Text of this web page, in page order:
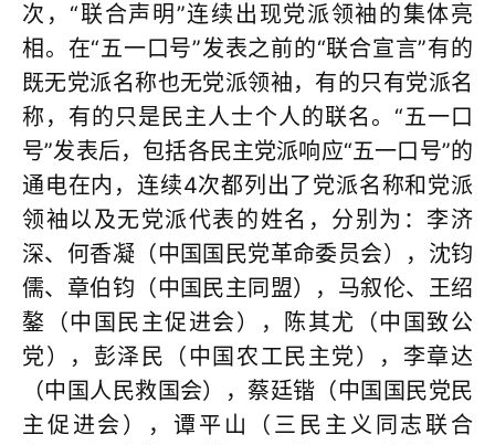
次，“联合声明”连续出现党派领袖的集体亮
相。在“五一口号”发表之前的“联合宣言”有的
既无党派名称也无党派领袖，有的只有党派名
称，有的只是民主人士个人的联名。“五一口
号”发表后，包括各民主党派响应“五一口号”的
通电在内，连续4次都列出了党派名称和党派
领袖以及无党派代表的姓名，分别为：李济
深、何香凝（中国国民党革命委员会），沈钧
儒、章伯钧（中国民主同盟），马叙伦、王绍
鏊（中国民主促进会），陈其尤（中国致公
党），彭泽民（中国农工民主党），李章达
（中国人民救国会），蔡廷锴（中国国民党民
主促进会），谭平山（三民主义同志联合